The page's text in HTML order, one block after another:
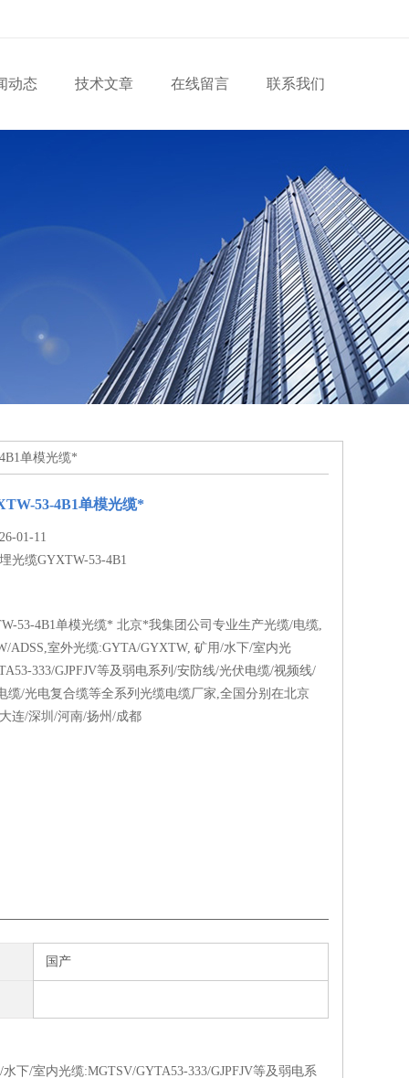
动态 技术文章 在线留言 联系我们
单模光缆*
53-4B1单模光缆*
01-11
光缆GYXTW-53-4B1
53-4B1单模光缆* 北京*我集团公司专业生产光缆/电缆,
ADSS,室外光缆:GYTA/GYXTW, 矿用/水下/室内光
333/GJPFJV等及弱电系列/安防线/光伏电缆/视频线/
缆/光电复合缆等全系列光缆电缆厂家,全国分别在北京
连/深圳/河南/扬州/成都
国产
下/室内光缆:MGTSV/GYTA53-333/GJPFJV等及弱电系